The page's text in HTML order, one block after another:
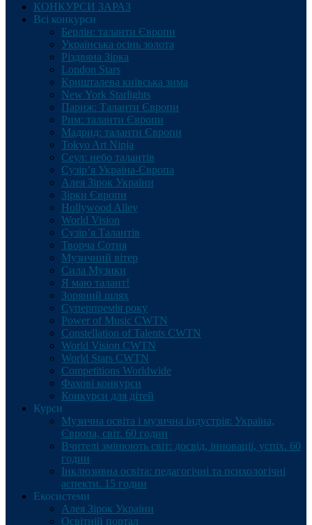
КОНКУРСИ ЗАРАЗ
Всі конкурси
Берлін: таланти Європи
Українська осінь золота
Різдвяна Зірка
London Stars
Кришталева київська зима
New York Starlights
Париж: Таланти Європи
Рим: таланти Європи
Мадрид: таланти Європи
Tokyo Art Ninja
Сеул: небо талантів
Сузір’я Україна-Європа
Алея Зірок України
Зірки Європи
Hollywood Alley
World Vision
Сузір’я Талантів
Творча Сотня
Музичний вітер
Сила Музики
Я маю талант!
Зоряний шлях
Суперпремія року
Power of Music CWTN
Constellation of Talents CWTN
World Vision CWTN
World Stars CWTN
Competitions Worldwide
Фахові конкурси
Конкурси для дітей
Курси
Музична освіта і музична індустрія: Україна,
Європа, світ. 60 годин
Вчителі змінюють світ: досвід, інновації, успіх. 60
годин
Інклюзивна освіта: педагогічні та психологічні
аспекти. 15 годин
Екосистеми
Алея Зірок України
Освітній портал